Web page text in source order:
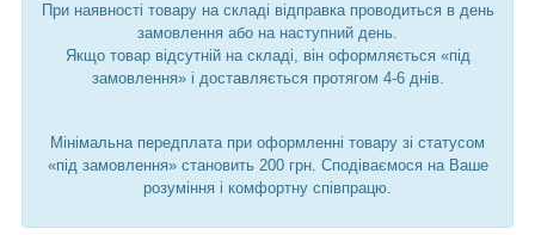
При наявності товару на складі відправка проводиться в день
замовлення або на наступний день.
Якщо товар відсутній на складі, він оформляється «під
замовлення» і доставляється протягом 4-6 днів.
Мінімальна передплата при оформленні товару зі статусом
«під замовлення» становить 200 грн. Сподіваємося на Ваше
розуміння і комфортну співпрацю.